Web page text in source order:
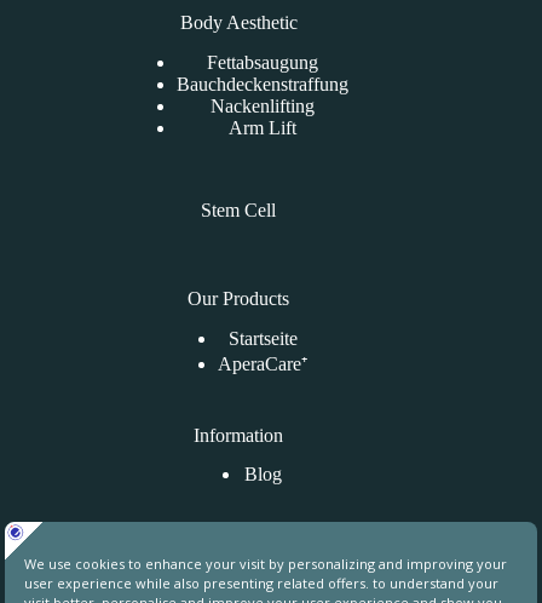
Body Aesthetic
Fettabsaugung
Bauchdeckenstraffung
Nackenlifting
Arm Lift
Stem Cell
Our Products
Startseite
AperaCare⁺
Information
Blog
Kontaktiere uns